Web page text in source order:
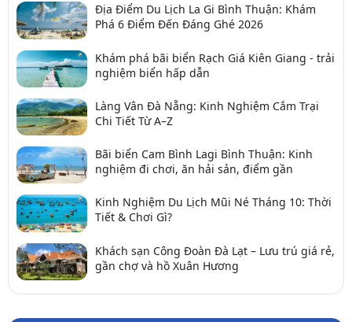
Địa Điểm Du Lịch La Gi Bình Thuận: Khám
Phá 6 Điểm Đến Đáng Ghé 2026
Khám phá bãi biển Rạch Giá Kiên Giang - trải
nghiệm biển hấp dẫn
Làng Vân Đà Nẵng: Kinh Nghiệm Cắm Trại
Chi Tiết Từ A–Z
Bãi biển Cam Bình Lagi Bình Thuận: Kinh
nghiệm đi chơi, ăn hải sản, điểm gần
Kinh Nghiệm Du Lịch Mũi Né Tháng 10: Thời
Tiết & Chơi Gì?
Khách sạn Công Đoàn Đà Lạt – Lưu trú giá rẻ,
gần chợ và hồ Xuân Hương